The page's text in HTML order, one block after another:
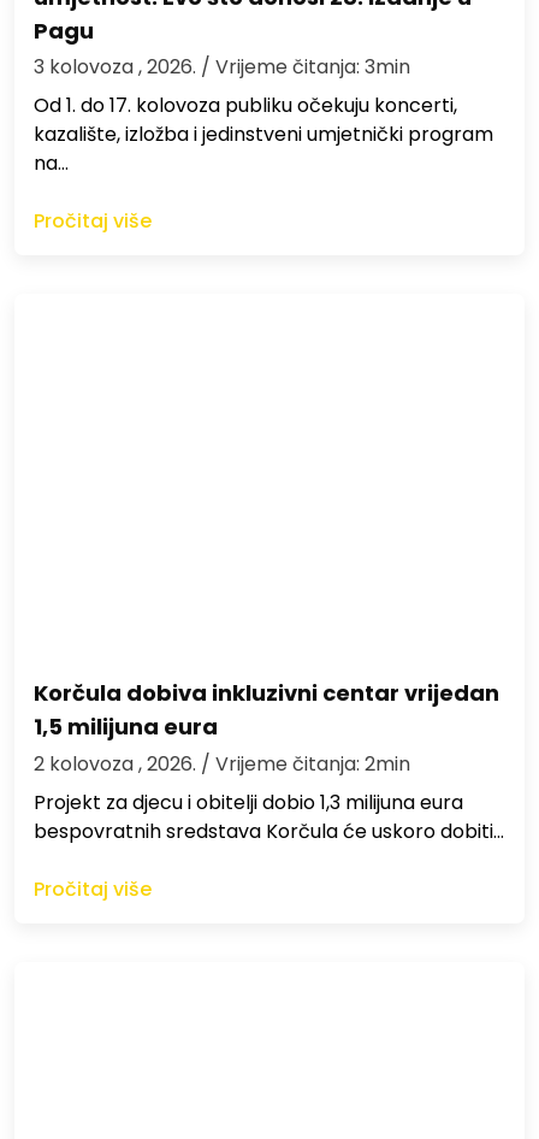
Pagu
3 kolovoza , 2026. / Vrijeme čitanja: 3min
Od 1. do 17. kolovoza publiku očekuju koncerti,
kazalište, izložba i jedinstveni umjetnički program
na…
Pročitaj više
Korčula dobiva inkluzivni centar vrijedan
1,5 milijuna eura
2 kolovoza , 2026. / Vrijeme čitanja: 2min
Projekt za djecu i obitelji dobio 1,3 milijuna eura
bespovratnih sredstava Korčula će uskoro dobiti…
Pročitaj više